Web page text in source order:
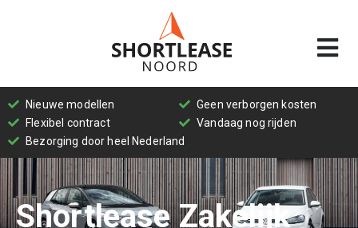
Personenwagens
Shortlease
bedrijfswagens
Wat
is
Nieuwe modellen
Geen verborgen kosten
Flexibel contract
Vandaag nog rijden
Bezorging door heel Nederland
Shortlease Zakelijk